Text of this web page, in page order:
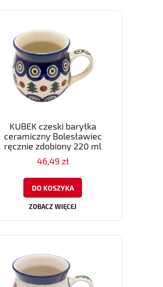
KUBEK czeski baryłka
ceramiczny Bolesławiec
ręcznie zdobiony 220 ml
46,49 zł
DO KOSZYKA
ZOBACZ WIĘCEJ